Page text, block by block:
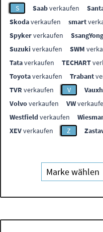
S
Saabverkaufen
Skodaverkaufen smart
Spykerverkaufen
Suzuki verkaufen SWM
Tataverkaufen TECHART
Toyotaverkaufen Trabant
TVR verkaufen V
Volvoverkaufen VW
Westfieldverkaufen
XEVverkaufen Z